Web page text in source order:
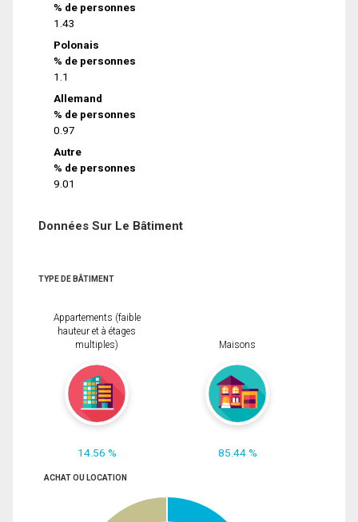
% de personnes
1.43
Polonais
% de personnes
1.1
Allemand
% de personnes
0.97
Autre
% de personnes
9.01
Données Sur Le Bâtiment
TYPE DE BÂTIMENT
Appartements (faible
hauteur et à étages
multiples)
14.56 %
Maisons
85.44 %
ACHAT OU LOCATION